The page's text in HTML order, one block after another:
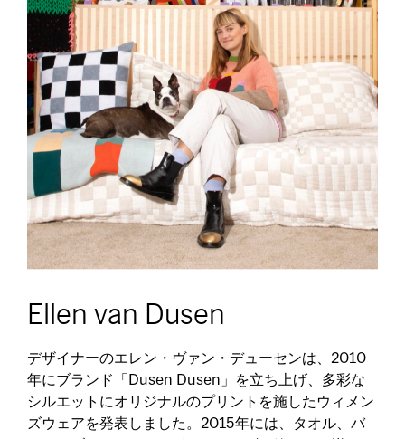
Ellen van Dusen
デザイナーのエレン・ヴァン・デューセンは、2010
年にブランド「Dusen Dusen」を立ち上げ、多彩な
シルエットにオリジナルのプリントを施したウィメン
ズウェアを発表しました。2015年には、タオル、バ